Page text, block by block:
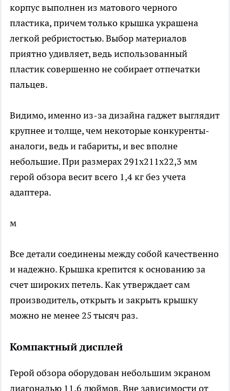
корпус выполнен из матового черного
пластика, причем только крышка украшена
легкой ребристостью. Выбор материалов
приятно удивляет, ведь использованный
пластик совершенно не собирает отпечатки
пальцев.
Видимо, именно из-за дизайна гаджет выглядит
крупнее и толще, чем некоторые конкуренты-
аналоги, ведь и габариты, и вес вполне
небольшие. При размерах 291х211х22,3 мм
герой обзора весит всего 1,4 кг без учета
адаптера.
м
Все детали соединены между собой качественно
и надежно. Крышка крепится к основанию за
счет широких петель. Как утверждает сам
производитель, открыть и закрыть крышку
можно не менее 25 тысяч раз.
Компактный дисплей
Герой обзора оборудован небольшим экраном
диагональю 11,6 дюймов. Вне зависимости от